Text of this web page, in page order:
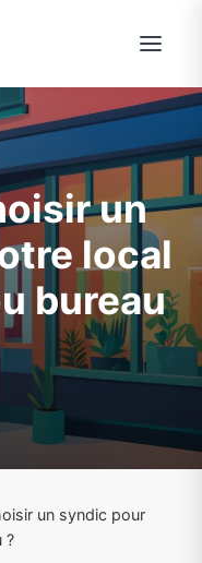
un
local
bureau
un syndic pour
?